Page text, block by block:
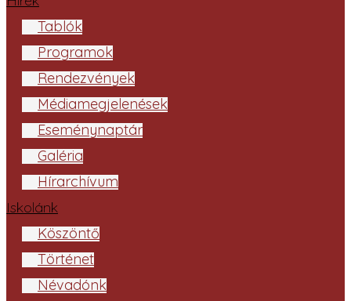
Tablók
Programok
Rendezvények
Médiamegjelenések
Eseménynaptár
Galéria
Hírarchívum
Iskolánk
Köszöntő
Történet
Névadónk